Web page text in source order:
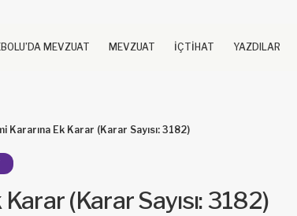
MEVZUAT MEVZUAT İÇTİHAT YAZDILAR
Kararına Ek Karar (Karar Sayısı: 3182)
(Karar Sayısı: 3182)